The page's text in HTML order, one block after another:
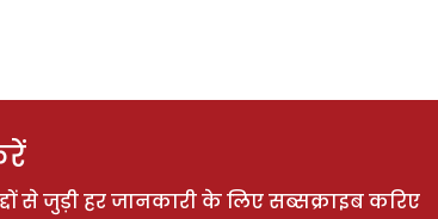
से जुड़ी हर जानकारी के लिए सब्सक्राइब करिए